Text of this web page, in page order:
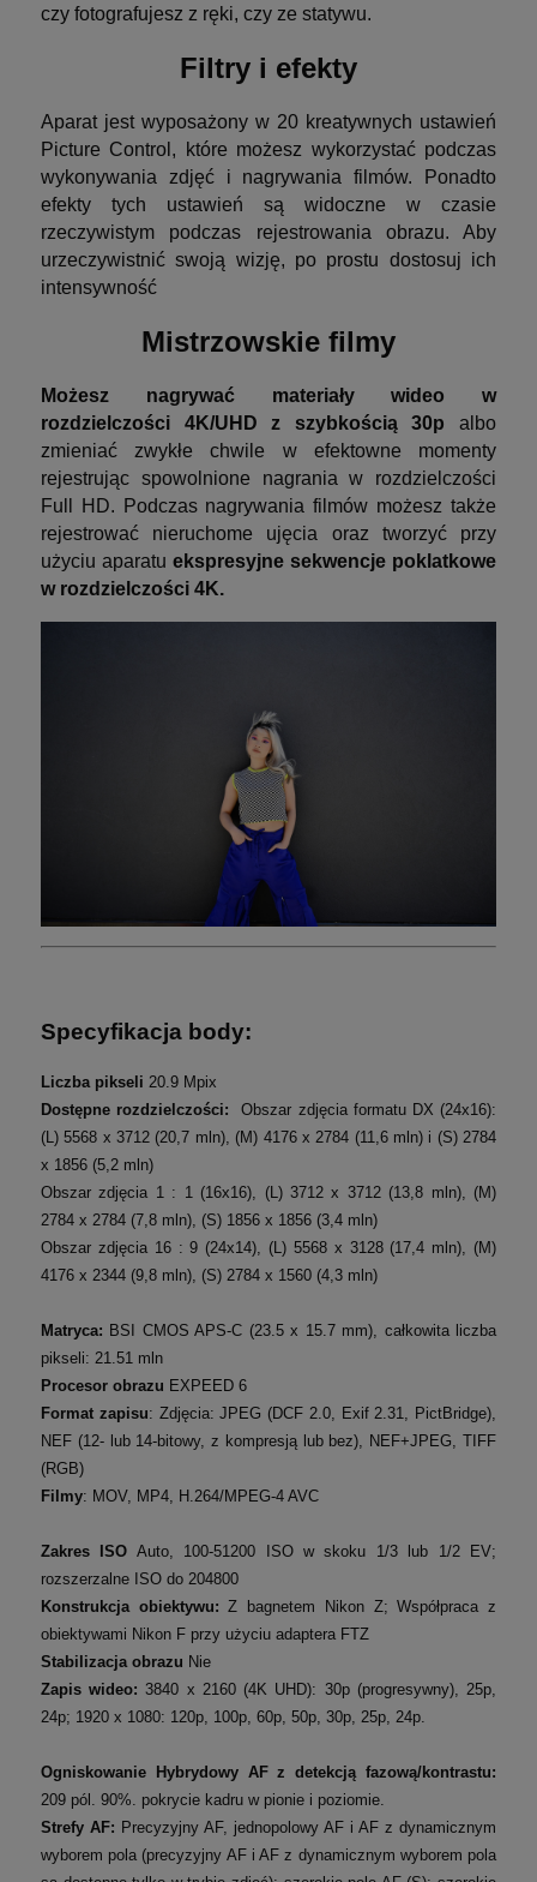
czy fotografujesz z ręki, czy ze statywu.
Filtry i efekty
Aparat jest wyposażony w 20 kreatywnych ustawień
Picture Control, które możesz wykorzystać podczas
wykonywania zdjęć i nagrywania filmów. Ponadto
efekty tych ustawień są widoczne w czasie
rzeczywistym podczas rejestrowania obrazu. Aby
urzeczywistnić swoją wizję, po prostu dostosuj ich
intensywność
Mistrzowskie filmy
Możesz nagrywać materiały wideo w
rozdzielczości 4K/UHD z szybkością 30p albo
zmieniać zwykłe chwile w efektowne momenty
rejestrując spowolnione nagrania w rozdzielczości
Full HD. Podczas nagrywania filmów możesz także
rejestrować nieruchome ujęcia oraz tworzyć przy
użyciu aparatu ekspresyjne sekwencje poklatkowe
w rozdzielczości 4K.
Specyfikacja body:
Liczba pikseli 20.9 Mpix
Dostępne rozdzielczości: Obszar zdjęcia formatu DX (24x16):
(L) 5568 x 3712 (20,7 mln), (M) 4176 x 2784 (11,6 mln) i (S) 2784
x 1856 (5,2 mln)
Obszar zdjęcia 1 : 1 (16x16), (L) 3712 x 3712 (13,8 mln), (M)
2784 x 2784 (7,8 mln), (S) 1856 x 1856 (3,4 mln)
Obszar zdjęcia 16 : 9 (24x14), (L) 5568 x 3128 (17,4 mln), (M)
4176 x 2344 (9,8 mln), (S) 2784 x 1560 (4,3 mln)
Matryca: BSI CMOS APS-C (23.5 x 15.7 mm), całkowita liczba
pikseli: 21.51 mln
Procesor obrazu EXPEED 6
Format zapisu: Zdjęcia: JPEG (DCF 2.0, Exif 2.31, PictBridge),
NEF (12- lub 14-bitowy, z kompresją lub bez), NEF+JPEG, TIFF
(RGB)
Filmy: MOV, MP4, H.264/MPEG-4 AVC
Zakres ISO Auto, 100-51200 ISO w skoku 1/3 lub 1/2 EV;
rozszerzalne ISO do 204800
Konstrukcja obiektywu: Z bagnetem Nikon Z;Współpraca z
obiektywami Nikon F przy użyciu adaptera FTZ
Stabilizacja obrazu Nie
Zapis wideo: 3840 x 2160 (4K UHD): 30p (progresywny), 25p,
24p; 1920 x 1080: 120p, 100p, 60p, 50p, 30p, 25p, 24p.
Ogniskowanie Hybrydowy AF z detekcją fazową/kontrastu:
209 pól. 90%. pokrycie kadru w pionie i poziomie.
Strefy AF: Precyzyjny AF, jednopolowy AF i AF z dynamicznym
wyborem pola (precyzyjny AF i AF z dynamicznym wyborem pola